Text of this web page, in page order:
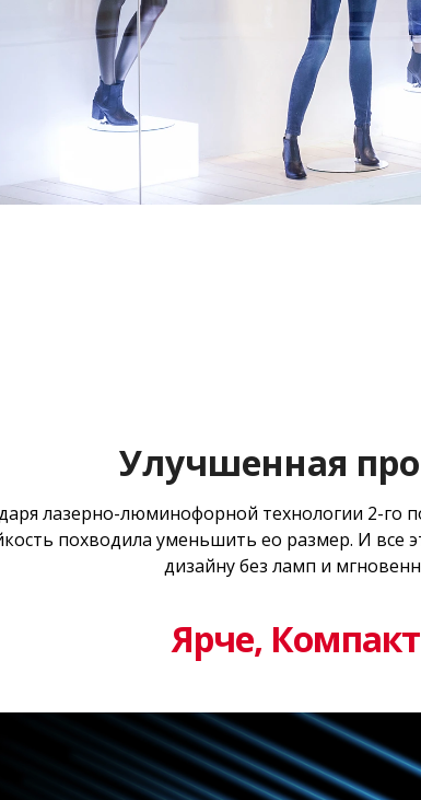
Улучшенная
лазерно-люминофорной технологии 2-го
похводила уменьшить ео размер. И все
дизайну без ламп и
Ярче,